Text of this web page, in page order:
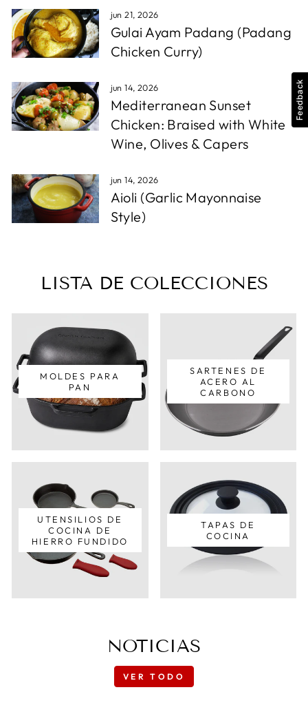
jun 21, 2026
Gulai Ayam Padang (Padang
Chicken Curry)
jun 14, 2026
Mediterranean Sunset
Chicken: Braised with White
Wine, Olives & Capers
jun 14, 2026
Aioli (Garlic Mayonnaise
Style)
LISTA DE COLECCIONES
MOLDES PARA
PAN
SARTENES DE
ACERO AL
CARBONO
UTENSILIOS DE
COCINA DE
HIERRO FUNDIDO
TAPAS DE
COCINA
NOTICIAS
VER TODO
Feedback